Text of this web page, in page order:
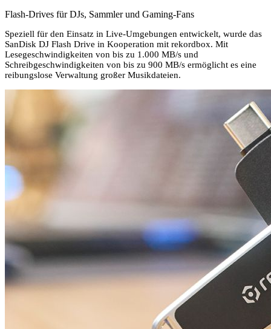
Flash-Drives für DJs, Sammler und Gaming-Fans
Speziell für den Einsatz in Live-Umgebungen entwickelt, wurde das
SanDisk DJ Flash Drive in Kooperation mit rekordbox. Mit
Lesegeschwindigkeiten von bis zu 1.000 MB/s und
Schreibgeschwindigkeiten von bis zu 900 MB/s ermöglicht es eine
reibungslose Verwaltung großer Musikdateien.